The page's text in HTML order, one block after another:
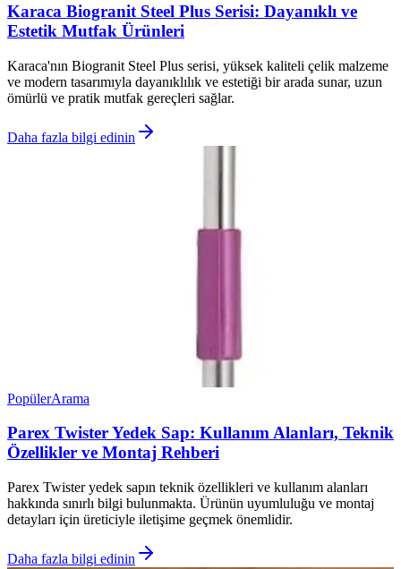
Karaca Biogranit Steel Plus Serisi: Dayanıklı ve
Estetik Mutfak Ürünleri
Karaca'nın Biogranit Steel Plus serisi, yüksek kaliteli çelik malzeme
ve modern tasarımıyla dayanıklılık ve estetiği bir arada sunar, uzun
ömürlü ve pratik mutfak gereçleri sağlar.
Daha fazla bilgi edinin
PopülerArama
Parex Twister Yedek Sap: Kullanım Alanları, Teknik
Özellikler ve Montaj Rehberi
Parex Twister yedek sapın teknik özellikleri ve kullanım alanları
hakkında sınırlı bilgi bulunmakta. Ürünün uyumluluğu ve montaj
detayları için üreticiyle iletişime geçmek önemlidir.
Daha fazla bilgi edinin